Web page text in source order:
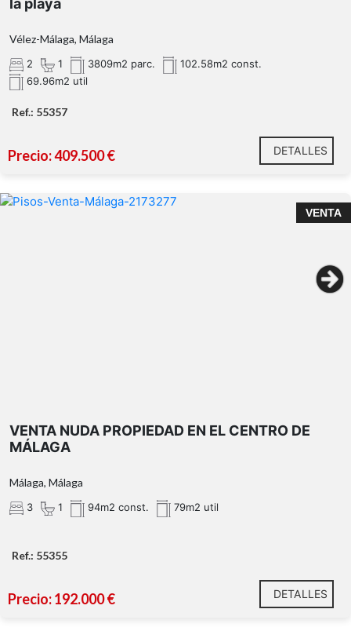
la playa
Vélez-Málaga, Málaga
2 1 3809m2 parc.
102.58m2 const.
69.96m2 util
Ref.: 55357
Precio: 409.500 € DETALLES
VENTA
VENTA NUDA PROPIEDAD EN EL CENTRO DE
MÁLAGA
Málaga, Málaga
3 1 94m2 const. 79m2 util
Ref.: 55355
Precio: 192.000 € DETALLES